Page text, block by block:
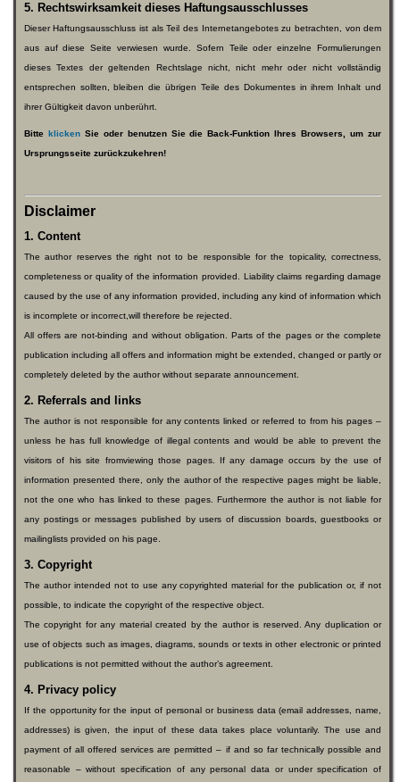
5. Rechtswirksamkeit dieses Haftungsausschlusses
Dieser Haftungsausschluss ist als Teil des Internetangebotes zu betrachten, von dem
aus auf diese Seite verwiesen wurde. Sofern Teile oder einzelne Formulierungen
dieses Textes der geltenden Rechtslage nicht, nicht mehr oder nicht vollständig
entsprechen sollten, bleiben die übrigen Teile des Dokumentes in ihrem Inhalt und
ihrer Gültigkeit davon unberührt.
Bitte klickenSie oder benutzen Sie die Back-Funktion Ihres Browsers, um zur
Ursprungsseite zurückzukehren!
Disclaimer
1. Content
The author reserves the right not to be responsible for the topicality, correctness,
completeness or quality of the information provided. Liability claims regarding damage
caused by the use of any information provided, including any kind of information which
is incomplete or incorrect,will therefore be rejected.
All offers are not-binding and without obligation. Parts of the pages or the complete
publication including all offers and information might be extended, changed or partly or
completely deleted by the author without separate announcement.
2. Referrals and links
The author is not responsible for any contents linked or referred to from his pages –
unless he has full knowledge of illegal contents and would be able to prevent the
visitors of his site fromviewing those pages. If any damage occurs by the use of
information presented there, only the author of the respective pages might be liable,
not the one who has linked to these pages. Furthermore the author is not liable for
any postings or messages published by users of discussion boards, guestbooks or
mailinglists provided on his page.
3. Copyright
The author intended not to use any copyrighted material for the publication or, if not
possible, to indicate the copyright of the respective object.
The copyright for any material created by the author is reserved. Any duplication or
use of objects such as images, diagrams, sounds or texts in other electronic or printed
publications is not permitted without the author’s agreement.
4. Privacy policy
If the opportunity for the input of personal or business data (email addresses, name,
addresses) is given, the input of these data takes place voluntarily. The use and
payment of all offered services are permitted – if and so far technically possible and
reasonable – without specification of any personal data or under specification of